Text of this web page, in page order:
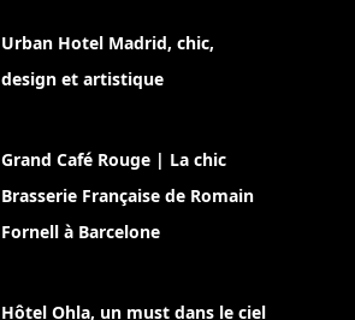
Urban Hotel Madrid, chic,
design et artistique
Grand Café Rouge | La chic
Brasserie Française de Romain
Fornell à Barcelone
Hôtel Ohla, un must dans le ciel